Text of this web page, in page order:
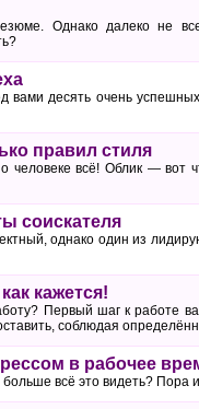
Однако далеко не все
вами десять очень
правил стиля
человеке всё! Облик —
соискателя
однако один из
кажется!
Первый шаг к работе
соблюдая
в рабочее
всё это видеть? Пора